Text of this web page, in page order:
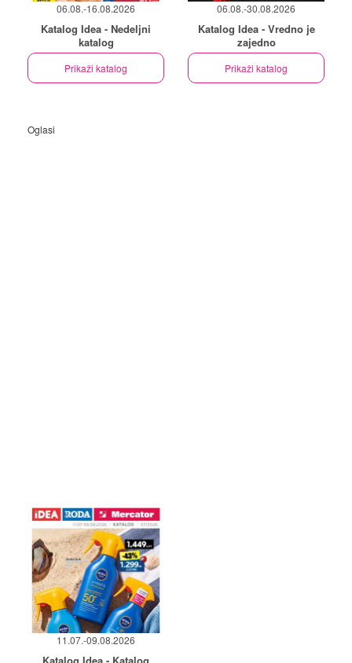
06.08.-16.08.2026
Katalog Idea - Nedeljni
katalog
Prikaži katalog
06.08.-30.08.2026
Katalog Idea - Vredno je
zajedno
Prikaži katalog
Oglasi
11.07.-09.08.2026